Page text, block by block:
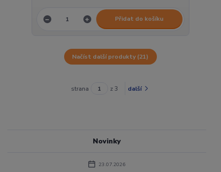
Přidat do košíku
Načíst další produkty (21)
strana z 3 další
Novinky
23.07.2026